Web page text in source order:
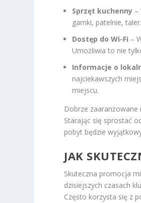
Sprzęt kuchenny –
garnki, patelnie,
Dostęp do Wi-Fi –
Umożliwia to nie
Informacje o
najciekawszych
miejscu.
Dobrze
Starając się sprostać
pobyt będzie
JAK
Skuteczna promocja
dzisiejszych czasach
Często korzysta się z